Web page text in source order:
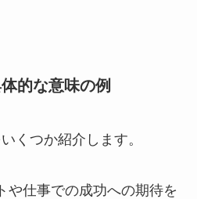
的な意味の例
くつか紹介します。
や仕事での成功への期待を